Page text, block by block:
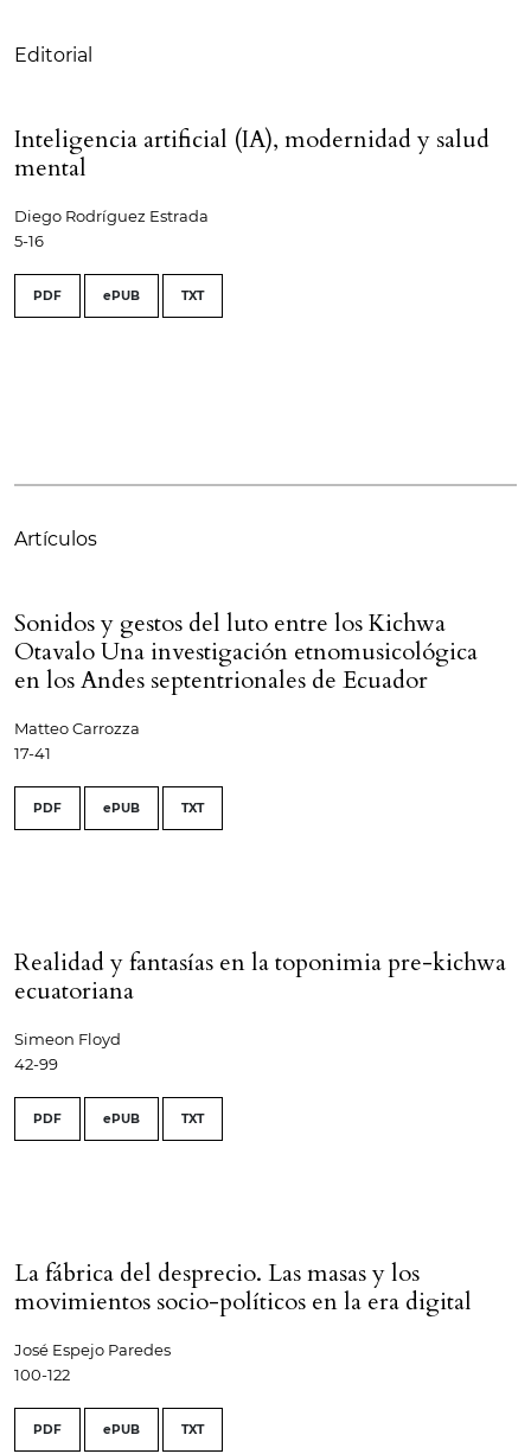
Editorial
Inteligencia artificial (IA), modernidad y salud
mental
Diego Rodríguez Estrada
5-16
PDF ePUB TXT
Artículos
Sonidos y gestos del luto entre los Kichwa
Otavalo Una investigación etnomusicológica
en los Andes septentrionales de Ecuador
Matteo Carrozza
17-41
PDF ePUB TXT
Realidad y fantasías en la toponimia pre-kichwa
ecuatoriana
Simeon Floyd
42-99
PDF ePUB TXT
La fábrica del desprecio. Las masas y los
movimientos socio-políticos en la era digital
José Espejo Paredes
100-122
PDF ePUB TXT